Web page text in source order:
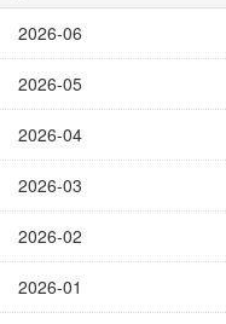
2026-06
2026-05
2026-04
2026-03
2026-02
2026-01